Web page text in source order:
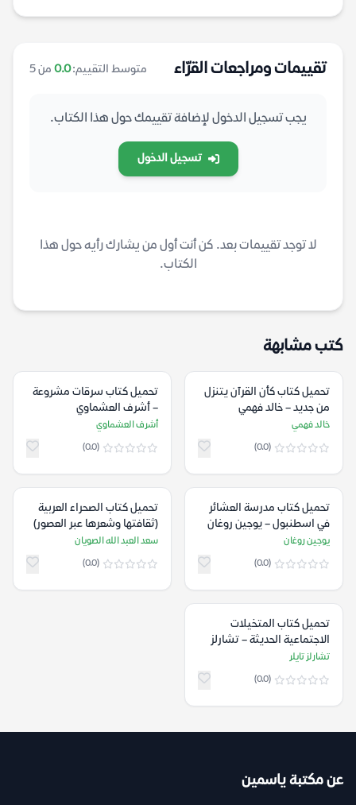
تقييمات ومراجعات القرّاء متوسط التقييم:0.0 من 5
يجب تسجيل الدخول لإضافة تقييمك حول هذا الكتاب.
تسجيل الدخول
لا توجد تقييمات بعد. كن أنت أول من يشارك رأيه حول هذا
الكتاب.
كتب مشابهة
تحميل كتاب كأن القرآن يتنزل
من جديد – خالد فهمي
خالد فهمي
(0.0)
تحميل كتاب سرقات مشروعة
– أشرف العشماوي
أشرف العشماوي
(0.0)
تحميل كتاب مدرسة العشائر
في اسطنبول – يوجين روغان
يوجين روغان
(0.0)
تحميل كتاب الصحراء العربية
(ثقافتها وشعرها عبر العصور)
– سعد العبد الله الصويان
سعد العبد الله الصويان
(0.0)
تحميل كتاب المتخيلات
الاجتماعية الحديثة – تشارلز
تايلر
تشارلز تايلر
(0.0)
عن مكتبة ياسمين